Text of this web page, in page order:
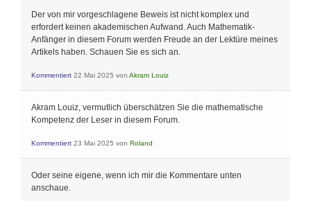
Der von mir vorgeschlagene Beweis ist nicht komplex und
erfordert keinen akademischen Aufwand. Auch Mathematik-
Anfänger in diesem Forum werden Freude an der Lektüre meines
Artikels haben. Schauen Sie es sich an.
Kommentiert 22 Mai 2025 von Akram Louiz
Akram Louiz, vermutlich überschätzen Sie die mathematische
Kompetenz der Leser in diesem Forum.
Kommentiert 23 Mai 2025 von Roland
Oder seine eigene, wenn ich mir die Kommentare unten
anschaue.